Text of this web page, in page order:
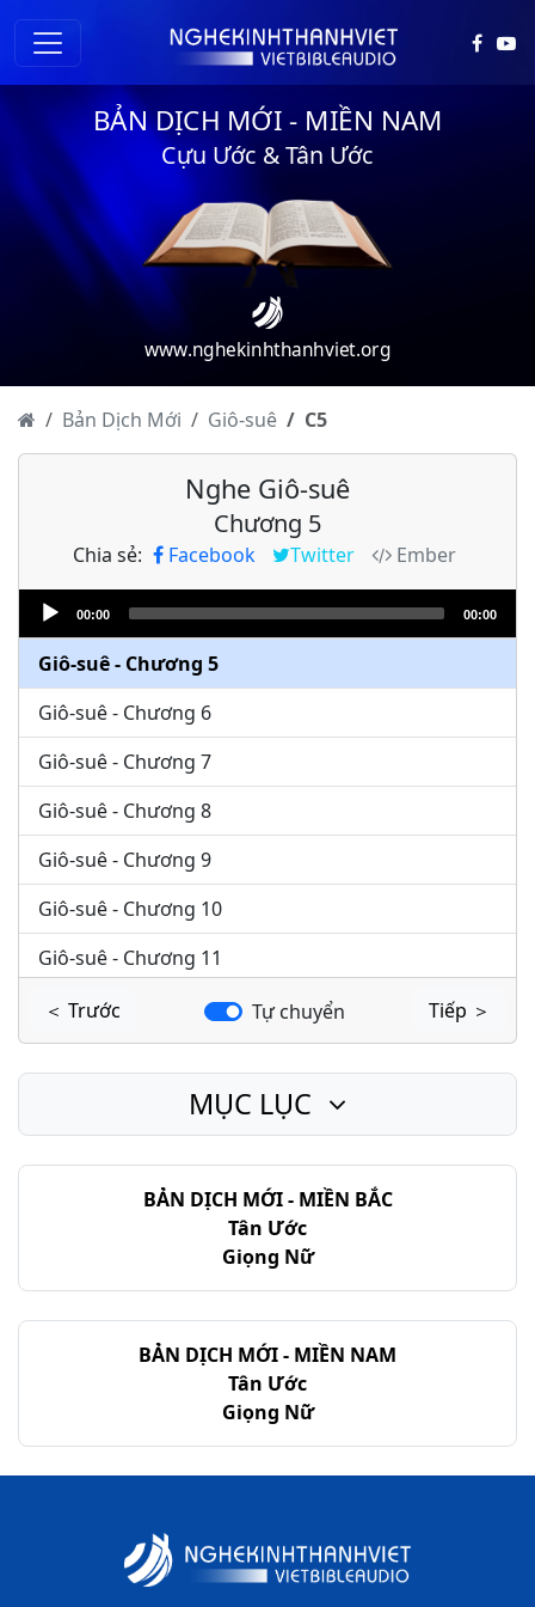
BẢN DỊCH MỚI - MIỀN NAM
Cựu Ước & Tân Ước
www.nghekinhthanhviet.org
Bản Dịch Mới Giô-suê C5
Nghe Giô-suê
Chương 5
Chia sẻ: Facebook Twitter
Ember
Audio
Player
00:00 00:00
Giô-suê - Chương 3
Giô-suê - Chương 4
Giô-suê - Chương 5
Giô-suê - Chương 6
Giô-suê - Chương 7
Giô-suê - Chương 8
Giô-suê - Chương 9
Giô-suê - Chương 10
Giô-suê - Chương 11
Giô-suê - Chương 12
Giô-suê - Chương 14
Giô-suê - Chương 16
Giô-suê - Chương 19
Giô-suê - Chương 21
Giô-suê - Chương 23
Giô-suê - Chương 24
＜ Trước Tự chuyển Tiếp ＞
BẢN DỊCH MỚI - MIỀN BẮC
Tân Ước
Giọng Nữ
BẢN DỊCH MỚI - MIỀN NAM
Tân Ước
Giọng Nữ
MỤC LỤC